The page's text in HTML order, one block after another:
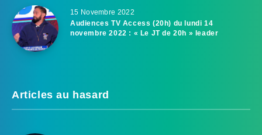
15 Novembre 2022
Audiences TV Access (20h) du lundi 14
novembre 2022 : « Le JT de 20h » leader
Articles au hasard